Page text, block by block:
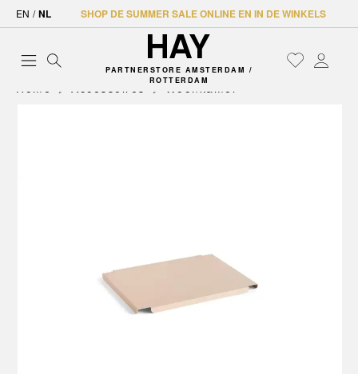
EN / NL SHOP DE SUMMER SALE ONLINE EN IN DE WINKELS
PARTNERSTORE AMSTERDAM /
ROTTERDAM
Home Accessoires Woonkamer